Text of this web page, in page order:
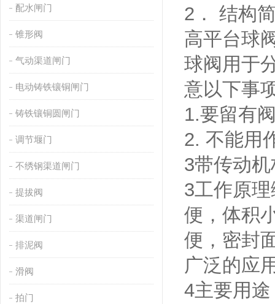
配水闸门
锥形阀
气动渠道闸门
电动铸铁镶铜闸门
铸铁镶铜圆闸门
调节堰门
不绣钢渠道闸门
提拔阀
渠道闸门
排泥阀
滑阀
拍门
2． 结构
高平台球
球阀用于
意以下事
1.要留有
2. 不能用
3带传动
3工作原
便，体积
便，密封
广泛的应
4主要用途